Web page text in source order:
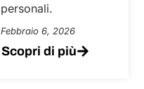
personali.
Febbraio 6, 2026
Scopri di più